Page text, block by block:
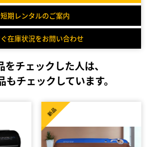
短期レンタルのご案内
在庫状況をお問い合わせ
をチェックした人は、
もチェックしています。
新品